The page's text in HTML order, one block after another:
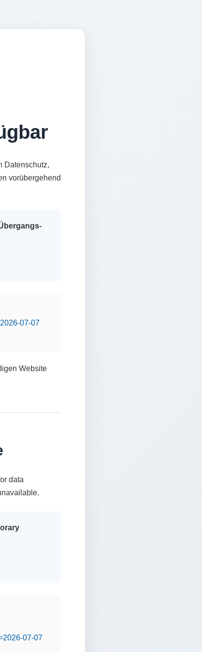
Datenschutz,
vorübergehend
07-07
Website
data
07-07